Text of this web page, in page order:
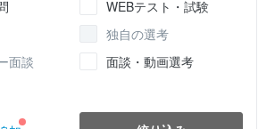
WEBテスト・試験
独自の選考
面談
面談・動画選考